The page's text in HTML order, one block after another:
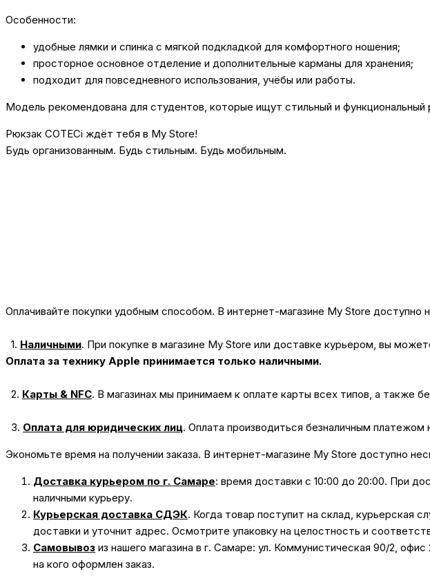
Особенности:
удобные лямки и спинка с мягкой подкладкой для комфортного ношения;
просторное основное отделение и дополнительные карманы для хранения;
подходит для повседневного использования, учёбы или работы.
Модель рекомендована для студентов, которые ищут стильный и
Рюкзак COTECi ждёт тебя в My Store!
Будь организованным. Будь стильным. Будь мобильным.
Оплачивайте покупки удобным способом. В интернет-магазине My Store доступно
1. Наличными. При покупке в магазине My Store или доставке курьером, вы
Оплата за технику Apple принимается только наличными.
2. Карты & NFC. В магазинах мы принимаем к оплате карты всех типов, а также
3. Оплата для юридических лиц. Оплата производиться безналичным
Экономьте время на получении заказа. В интернет-магазине My Store доступно
Доставка курьером по г. Самаре: время доставки с 10:00 до 20:00. При
наличными курьеру.
Курьерская доставка СДЭК. Когда товар поступит на склад, курьерская
доставки и уточнит адрес. Осмотрите упаковку на целостность и
Самовывоз из нашего магазина в г. Самаре: ул. Коммунистическая 90/2,
на кого оформлен заказ.